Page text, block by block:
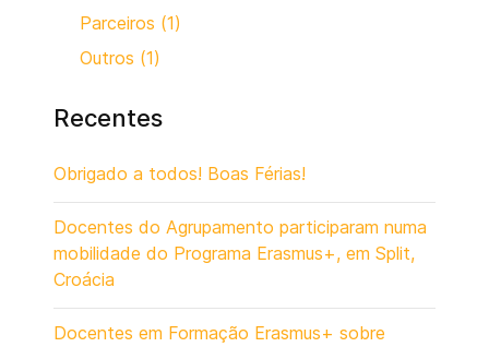
Parceiros (1)
Outros (1)
Recentes
Obrigado a todos! Boas Férias!
Docentes do Agrupamento participaram numa
mobilidade do Programa Erasmus+, em Split,
Croácia
Docentes em Formação Erasmus+ sobre